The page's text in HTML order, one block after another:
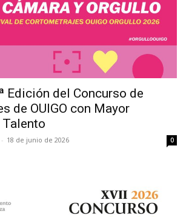
Edición del Concurso de
de OUIGO con Mayor
- 18 de junio de 2026 0